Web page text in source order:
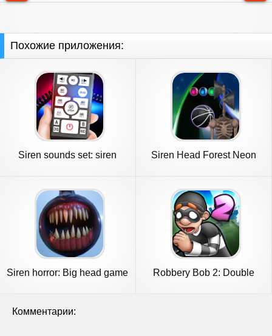
Похожие приложения:
Siren sounds set: siren
Siren Head Forest Neon
Siren horror: Big head game
Robbery Bob 2: Double
Комментарии: